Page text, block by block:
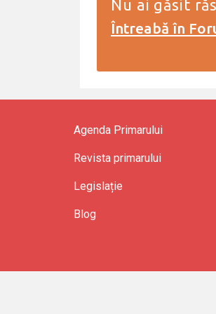
Nu ai găsit
Întreabă în
Agenda Primarului
Revista primarului
Legislație
Blog